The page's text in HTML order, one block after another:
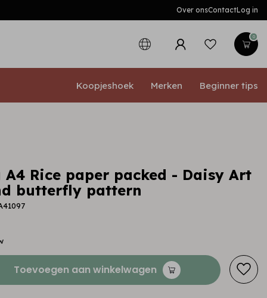
Over onsContactLog in
0
Koopjeshoek Merken Beginner tips
Rice paper packed - Daisy Art
butterfly pattern
Toevoegen aan winkelwagen